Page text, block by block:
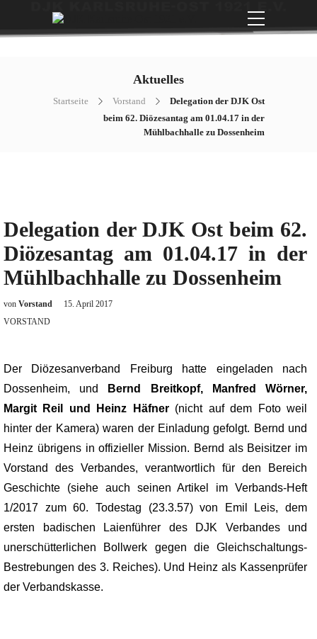
Aktuelles
Startseite Vorstand
Delegation der DJK Ost
beim 62. Diözesantag am 01.04.17 in der
Mühlbachhalle zu Dossenheim
Delegation der DJK Ost beim 62.
Diözesantag am 01.04.17 in der
Mühlbachhalle zu Dossenheim
von Vorstand
15. April 2017
VORSTAND
Der Diözesanverband Freiburg hatte eingeladen nach
Dossenheim, und
Bernd Breitkopf, Manfred Wörner,
Margit Reil und Heinz Häfner(nicht auf dem Foto weil
hinter der Kamera) waren der Einladung gefolgt. Bernd und
Heinz übrigens in offizieller Mission. Bernd als Beisitzer im
Vorstand des Verbandes, verantwortlich für den Bereich
Geschichte (siehe auch seinen Artikel im Verbands-Heft
1/2017 zum 60. Todestag (23.3.57) von Emil Leis, dem
ersten badischen Laienführer des DJK Verbandes und
unerschütterlichen Bollwerk gegen die Gleichschaltungs-
Bestrebungen des 3. Reiches). Und Heinz als Kassenprüfer
der Verbandskasse.